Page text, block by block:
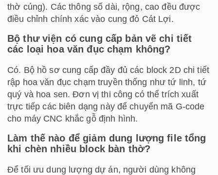
thờ cúng). Các thông số dài, rộng, cao đều được
điều chỉnh chính xác vào cung đỏ Cát Lợi.
Bộ thư viện có cung cấp bản vẽ chi tiết
các loại hoa văn đục chạm không?
Có. Bộ hồ sơ cung cấp đầy đủ các block 2D chi tiết
rập hoa văn đục chạm truyền thống như tứ linh, tứ
quý và hoa sen. Đơn vị thi công có thể trích xuất
trực tiếp các biên dạng này để chuyển mã G-code
cho máy CNC khắc gỗ định hình.
Làm thế nào để giảm dung lượng file tổng
khi chèn nhiều block bàn thờ?
Để tối ưu dung lượng dự án, người dùng không